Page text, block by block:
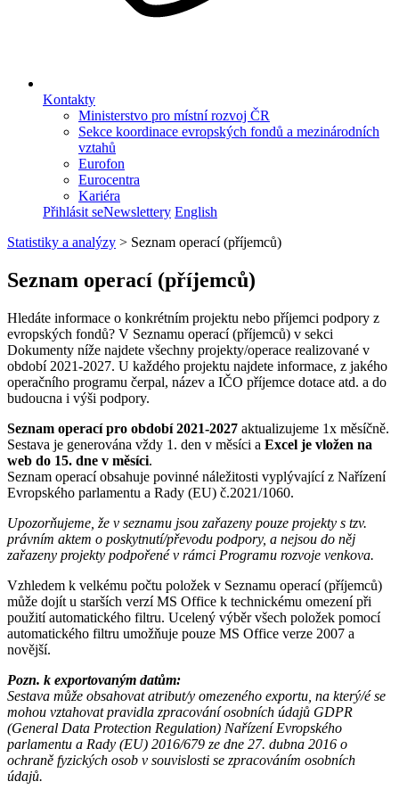
Kontakty
Ministerstvo pro místní rozvoj ČR
Sekce koordinace evropských fondů a mezinárodních
vztahů
Eurofon
Eurocentra
Kariéra
Přihlásit seNewslettery English
Statistiky a analýzy > Seznam operací (příjemců)
Seznam operací (příjemců)
Hledáte informace o konkrétním projektu nebo příjemci podpory z
evropských fondů? V Seznamu operací (příjemců) v sekci
Dokumenty níže najdete všechny projekty/operace realizované v
období 2021-2027. U každého projektu najdete informace, z jakého
operačního programu čerpal, název a IČO příjemce dotace atd. a do
budoucna i výši podpory.
Seznam operací pro období 2021-2027 aktualizujeme 1x měsíčně.
Sestava je generována vždy 1. den v měsíci a Excel je vložen na
web do 15. dne v měsíci.
Seznam operací obsahuje povinné náležitosti vyplývající z Nařízení
Evropského parlamentu a Rady (EU) č.2021/1060.
Upozorňujeme, že v seznamu jsou zařazeny pouze projekty s tzv.
právním aktem o poskytnutí/převodu podpory, a nejsou do něj
zařazeny projekty podpořené v rámci Programu rozvoje venkova.
Vzhledem k velkému počtu položek v Seznamu operací (příjemců)
může dojít u starších verzí MS Office k technickému omezení při
použití automatického filtru. Ucelený výběr všech položek pomocí
automatického filtru umožňuje pouze MS Office verze 2007 a
novější.
Pozn. k exportovaným datům:
Sestava může obsahovat atribut/y omezeného exportu, na který/é se
mohou vztahovat pravidla zpracování osobních údajů GDPR
(General Data Protection Regulation) Nařízení Evropského
parlamentu a Rady (EU) 2016/679 ze dne 27. dubna 2016 o
ochraně fyzických osob v souvislosti se zpracováním osobních
údajů.